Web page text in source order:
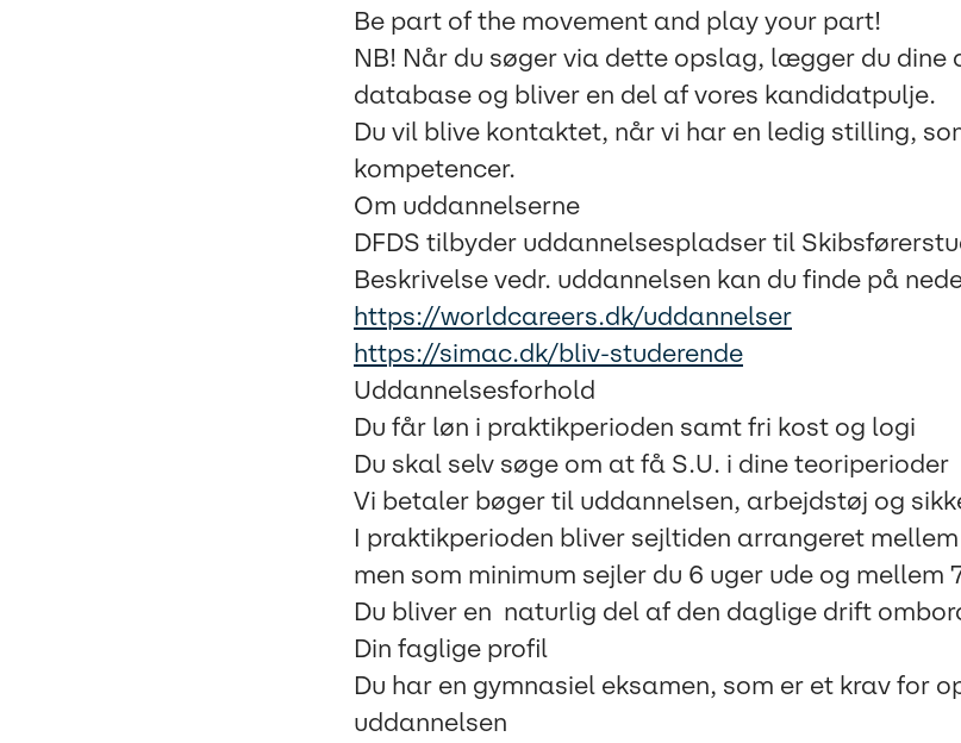
Be part of the movement and play your part!
NB! Når du søger via dette opslag, lægger du dine
database og bliver en del af vores kandidatpulje.
Du vil blive kontaktet, når vi har en ledig stilling,
kompetencer.
Om uddannelserne
DFDS tilbyder uddannelsespladser til
Beskrivelse vedr. uddannelsen kan du finde på
https://worldcareers.dk/uddannelser
https://simac.dk/bliv-studerende
Uddannelsesforhold
Du får løn i praktikperioden samt fri kost og logi
Du skal selv søge om at få S.U. i dine teoriperioder
Vi betaler bøger til uddannelsen, arbejdstøj og
I praktikperioden bliver sejltiden arrangeret
men som minimum sejler du 6 uger ude og mellem
Du bliver en naturlig del af den daglige drift
Din faglige profil
Du har en gymnasiel eksamen, som er et krav for
uddannelsen